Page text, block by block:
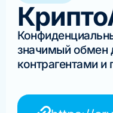
значимый обмен
контрагентами и